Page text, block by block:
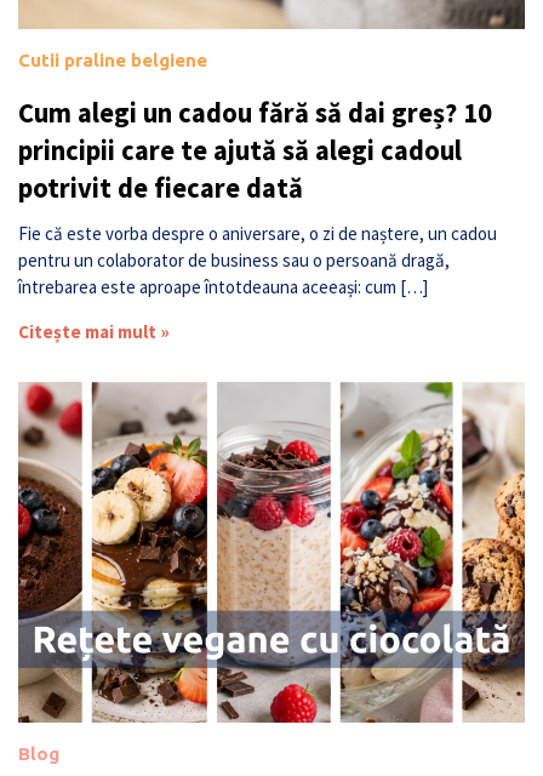
Cutii praline belgiene
Cum alegi un cadou fără să dai greș? 10
principii care te ajută să alegi cadoul
potrivit de fiecare dată
Fie că este vorba despre o aniversare, o zi de naștere, un cadou
pentru un colaborator de business sau o persoană dragă,
întrebarea este aproape întotdeauna aceeași: cum […]
Citește mai mult »
Blog